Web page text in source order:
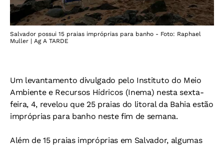
Salvador possui 15 praias impróprias para banho - Foto: Raphael
Muller | Ag A TARDE
Um levantamento divulgado pelo Instituto do Meio
Ambiente e Recursos Hídricos (Inema) nesta sexta-
feira, 4, revelou que 25 praias do litoral da Bahia estão
impróprias para banho neste fim de semana.
Além de 15 praias impróprias em Salvador, algumas